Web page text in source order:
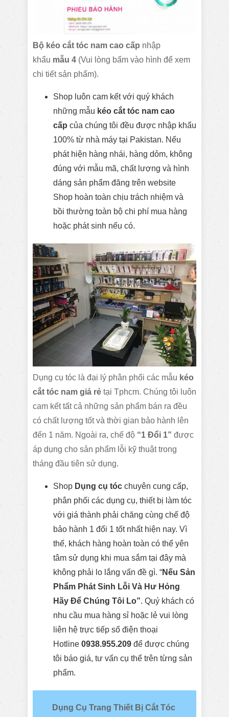
Bộ kéo cắt tóc nam cao cấp nhập
khẩu mẫu 4 (Vui lòng bấm vào hình để xem
chi tiết sản phẩm).
Shop luôn cam kết với quý khách
những mẫu kéo cắt tóc nam cao
cấp của chúng tôi đều được nhập khẩu
100% từ nhà máy tại Pakistan. Nếu
phát hiện hàng nhái, hàng dỏm, không
đúng với mẫu mã, chất lượng và hình
dáng sản phẩm đăng trên website
Shop hoàn toàn chịu trách nhiệm và
bồi thường toàn bộ chi phí mua hàng
hoặc phát sinh nếu có.
Dụng cụ tóc là đại lý phân phối các mẫu kéo
cắt tóc nam giá rẻ tại Tphcm. Chúng tôi luôn
cam kết tất cả những sản phẩm bán ra đều
có chất lượng tốt và thời gian bảo hành lên
đến 1 năm. Ngoài ra, chế độ “1 Đổi 1” được
áp dụng cho sản phẩm lỗi kỹ thuật trong
tháng đầu tiên sử dụng.
Shop Dụng cụ tóc chuyên cung cấp,
phân phối các dụng cụ, thiết bị làm tóc
với giá thành phải chăng cùng chế độ
bảo hành 1 đổi 1 tốt nhất hiện nay. Vì
thế, khách hàng hoàn toàn có thể yên
tâm sử dụng khi mua sắm tại đây mà
không phải lo lắng vấn đề gì. “Nếu Sản
Phẩm Phát Sinh Lỗi Và Hư Hỏng
Hãy Để Chúng Tôi Lo”. Quý khách có
nhu cầu mua hàng sỉ hoặc lẻ vui lòng
liên hệ trực tiếp số điện thoại
Hotline 0938.955.209 để được chúng
tôi báo giá, tư vấn cụ thể trên từng sản
phẩm.
Dụng Cụ Trang Thiết Bị Cắt Tóc